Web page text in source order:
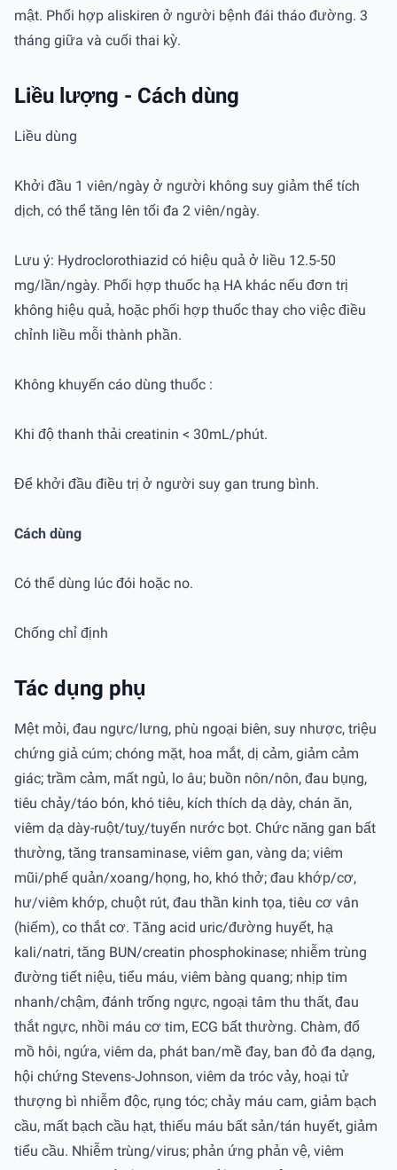
mật. Phối hợp aliskiren ở người bệnh đái tháo đường. 3
tháng giữa và cuối thai kỳ.
Liều lượng - Cách dùng
Liều dùng
Khởi đầu 1 viên/ngày ở người không suy giảm thể tích
dịch, có thể tăng lên tối đa 2 viên/ngày.
Lưu ý: Hydroclorothiazid có hiệu quả ở liều 12.5-50
mg/lần/ngày. Phối hợp thuốc hạ HA khác nếu đơn trị
không hiệu quả, hoặc phối hợp thuốc thay cho việc điều
chỉnh liều mỗi thành phần.
Không khuyến cáo dùng thuốc :
Khi độ thanh thải creatinin < 30mL/phút.
Để khởi đầu điều trị ở người suy gan trung bình.
Cách dùng
Có thể dùng lúc đói hoặc no.
Chống chỉ định
Tác dụng phụ
Mệt mỏi, đau ngực/lưng, phù ngoại biên, suy nhược, triệu
chứng giả cúm; chóng mặt, hoa mắt, dị cảm, giảm cảm
giác; trầm cảm, mất ngủ, lo âu; buồn nôn/nôn, đau bụng,
tiêu chảy/táo bón, khó tiêu, kích thích dạ dày, chán ăn,
viêm dạ dày-ruột/tuỵ/tuyến nước bọt. Chức năng gan bất
thường, tăng transaminase, viêm gan, vàng da; viêm
mũi/phế quản/xoang/họng, ho, khó thở; đau khớp/cơ,
hư/viêm khớp, chuột rút, đau thần kinh tọa, tiêu cơ vân
(hiếm), co thắt cơ. Tăng acid uric/đường huyết, hạ
kali/natri, tăng BUN/creatin phosphokinase; nhiễm trùng
đường tiết niệu, tiểu máu, viêm bàng quang; nhịp tim
nhanh/chậm, đánh trống ngực, ngoại tâm thu thất, đau
thắt ngực, nhồi máu cơ tim, ECG bất thường. Chàm, đổ
mồ hôi, ngứa, viêm da, phát ban/mề đay, ban đỏ đa dạng,
hội chứng Stevens-Johnson, viêm da tróc vảy, hoại tử
thượng bì nhiễm độc, rụng tóc; chảy máu cam, giảm bạch
cầu, mất bạch cầu hạt, thiếu máu bất sản/tán huyết, giảm
tiểu cầu. Nhiễm trùng/virus; phản ứng phản vệ, viêm